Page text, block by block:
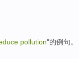
pollution"的例句。